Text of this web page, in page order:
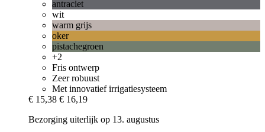
antraciet
wit
warm grijs
oker
pistachegroen
+2
Fris ontwerp
Zeer robuust
Met innovatief irrigatiesysteem
€ 15,38 € 16,19
Bezorging uiterlijk op 13. augustus